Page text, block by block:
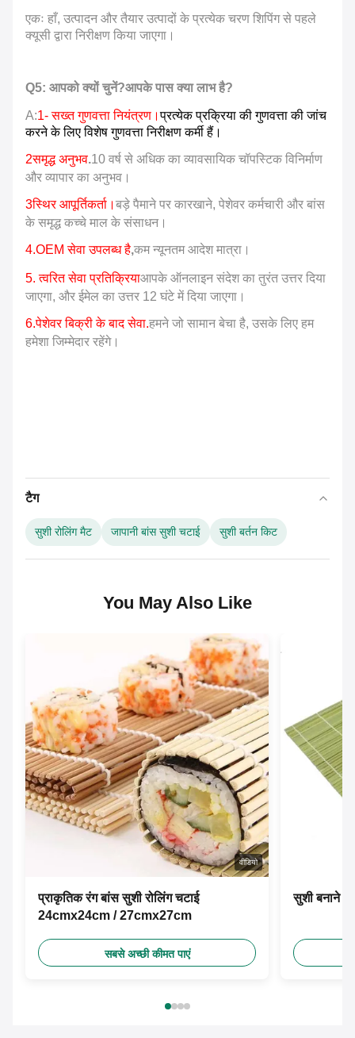
एकः हाँ, उत्पादन और तैयार उत्पादों के प्रत्येक चरण शिपिंग से पहले
क्यूसी द्वारा निरीक्षण किया जाएगा।
Q5: आपको क्यों चुनें?आपके पास क्या लाभ है?
A:1- सख्त गुणवत्ता नियंत्रण।प्रत्येक प्रक्रिया की गुणवत्ता की जांच
करने के लिए विशेष गुणवत्ता निरीक्षण कर्मी हैं।
2समृद्ध अनुभव.10 वर्ष से अधिक का व्यावसायिक चॉपस्टिक विनिर्माण
और व्यापार का अनुभव।
3स्थिर आपूर्तिकर्ता। बड़े पैमाने पर कारखाने, पेशेवर कर्मचारी और बांस
के समृद्ध कच्चे माल के संसाधन।
4.OEM सेवा उपलब्ध है,कम न्यूनतम आदेश मात्रा।
5. त्वरित सेवा प्रतिक्रियाआपके ऑनलाइन संदेश का तुरंत उत्तर दिया
जाएगा, और ईमेल का उत्तर 12 घंटे में दिया जाएगा।
6.पेशेवर बिक्री के बाद सेवा.हमने जो सामान बेचा है, उसके लिए हम
हमेशा जिम्मेदार रहेंगे।
टैग
सुशी रोलिंग मैट जापानी बांस सुशी चटाई सुशी बर्तन किट
You May Also Like
वीडियो
प्राकृतिक रंग बांस सुशी रोलिंग चटाई
24cmx24cm / 27cmx27cm
सबसे अच्छी कीमत पाएं
सुशी बनाने के